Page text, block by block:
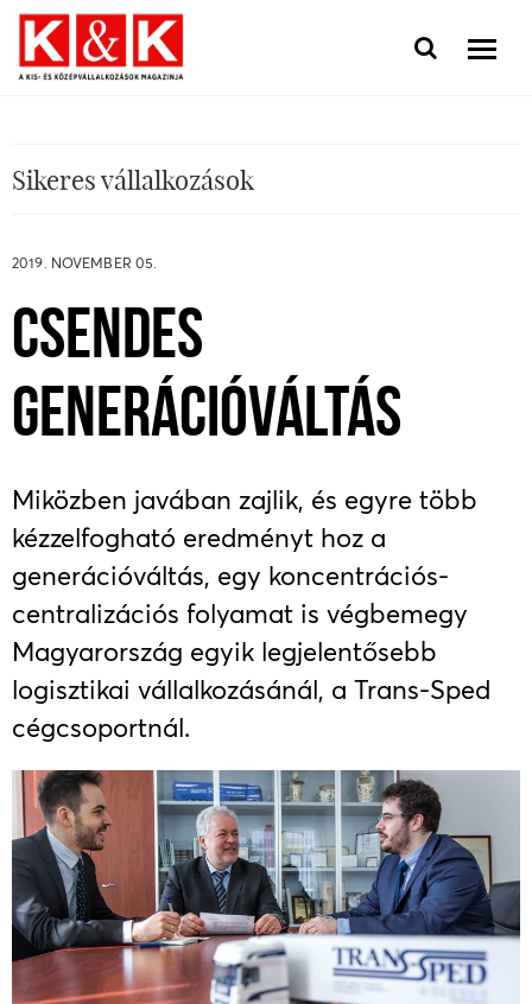
Sikeres vállalkozások
2019. NOVEMBER 05.
CSENDES
GENERÁCIÓVÁLTÁS
Miközben javában zajlik, és egyre több
kézzelfogható eredményt hoz a
generációváltás, egy koncentrációs-
centralizációs folyamat is végbemegy
Magyarország egyik legjelentősebb
logisztikai vállalkozásánál, a Trans-Sped
cégcsoportnál.